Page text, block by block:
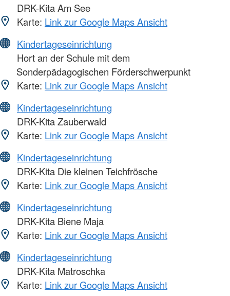
DRK-Kita Am See
Karte: Link zur Google Maps Ansicht
Kindertageseinrichtung
Hort an der Schule mit dem
Sonderpädagogischen Förderschwerpunkt
Karte: Link zur Google Maps Ansicht
Kindertageseinrichtung
DRK-Kita Zauberwald
Karte: Link zur Google Maps Ansicht
Kindertageseinrichtung
DRK-Kita Die kleinen Teichfrösche
Karte: Link zur Google Maps Ansicht
Kindertageseinrichtung
DRK-Kita Biene Maja
Karte: Link zur Google Maps Ansicht
Kindertageseinrichtung
DRK-Kita Matroschka
Karte: Link zur Google Maps Ansicht